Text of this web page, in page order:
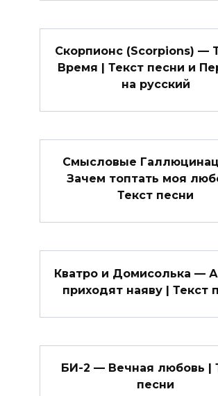
Скорпионс (Scorpions) —
Время | Текст песни и
на русский
Смысловые
Зачем топтать моя
Текст песни
Кватро и Домисолька —
приходят наяву | Текст
БИ-2 — Вечная любовь |
песни